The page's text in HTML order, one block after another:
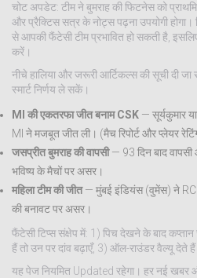
चोट अपडेट: टीम ने बुमराह की फिटनेस को
और प्रैक्टिस सत्र के नोट्स पढ़ना उपयोगी
से आपकी फैंटेसी टीम प्रभावित हो सकती है,
करें।
नीचे हालिया और जरूरी आर्टिकल्स की सूची दी
स्मार्ट निर्णय ले सकें।
MI की एकतरफा जीत बनाम CSK — सूर्यकुमार
MI ने मजबूत जीत ली। (मैच रिपोर्ट और प्लेयर
जसप्रीत बुमराह की वापसी— 93 दिन बाद
भविष्य के मैचों पर असर।
महिला टीम की जीत— मुंबई इंडियंस (वुमेंस) ने
की बनावट पर असर।
फैंटेसी टिप्स संक्षेप में: 1) पिच देखने के बाद
हैं तो उन पर दांव बढ़ाएँ, 3) ऑल-राउंडर वैल्यू देते
यह पेज नियमित Updated रहेगा। हर नई खबर